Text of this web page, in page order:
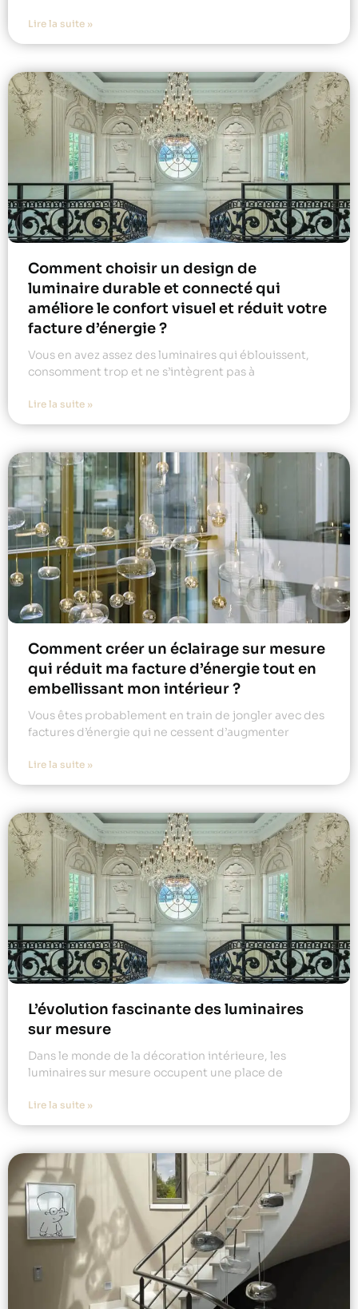
Lire la suite »
Comment choisir un design de
luminaire durable et connecté qui
améliore le confort visuel et réduit votre
facture d’énergie ?
Vous en avez assez des luminaires qui éblouissent,
consomment trop et ne s’intègrent pas à
Lire la suite »
Comment créer un éclairage sur mesure
qui réduit ma facture d’énergie tout en
embellissant mon intérieur ?
Vous êtes probablement en train de jongler avec des
factures d’énergie qui ne cessent d’augmenter
Lire la suite »
L’évolution fascinante des luminaires
sur mesure
Dans le monde de la décoration intérieure, les
luminaires sur mesure occupent une place de
Lire la suite »